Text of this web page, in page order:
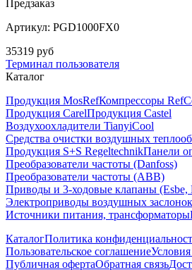
Предзаказ
Артикул: PGD1000FX0
35319 руб
Терминал пользователя
Каталог
Продукция MosRefКомпрессоры
Продукция CarelПродукция Castel
Воздухоохладители TianyiCool
Средства очистки воздушных
Продукция S+S RegeltechnikПанели
Преобразователи частоты (Danfoss)
Преобразователи частоты (ABB)
Приводы и 3-ходовые клапаны (Esbe,
Электроприводы воздушных заслонок
Источники питания, трансформаторы
КаталогПолитика
Пользовательское соглашение
Публичная офертаОбратная связь